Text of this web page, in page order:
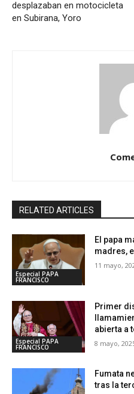
desplazaban en motocicleta
en Subirana, Yoro
RELATED ARTICLES
Especial PAPA
FRANCISCO
El papa
madres,
11 mayo,
Especial PAPA
FRANCISCO
Primer
abierta a
8 mayo,
Fumata
tras la